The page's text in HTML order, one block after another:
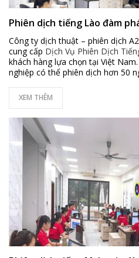
Phiên dịch tiếng Lào đàm
Công ty dịch thuật – phiên dịch
cung cấp Dịch Vụ Phiên Dịch
khách hàng lựa chọn tại Việt
nghiệp có thể phiên dịch hơn 50
XEM THÊM